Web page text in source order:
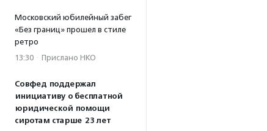
Московский юбилейный забег
«Без границ» прошел в стиле
ретро
13:30 · Прислано НКО
Совфед поддержал
инициативу о бесплатной
юридической помощи
сиротам старше 23 лет